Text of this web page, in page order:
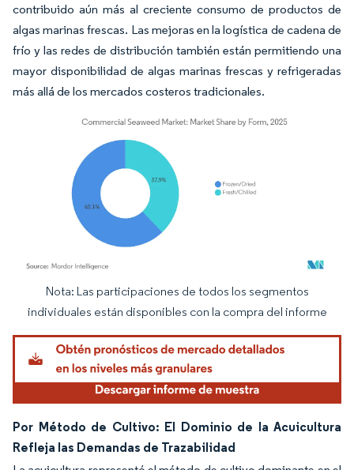
contribuido aún más al creciente consumo de productos de
algas marinas frescas. Las mejoras en la logística de cadena de
frío y las redes de distribución también están permitiendo una
mayor disponibilidad de algas marinas frescas y refrigeradas
más allá de los mercados costeros tradicionales.
Imagen © Mordor Intelligence. El uso requiere atribución según CC BY 4.0.
Nota: Las participaciones de todos los segmentos
individuales están disponibles con la compra del informe
Por Método de Cultivo: El Dominio de la Acuicultura
Refleja las Demandas de Trazabilidad